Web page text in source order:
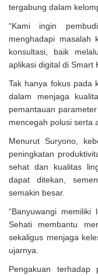
tergabung dalam
“Kami ingin
menghadapi masalah
konsultasi, baik
aplikasi digital di Smart
Tak hanya fokus pada
dalam menjaga
pemantauan
mencegah polusi serta
Menurut Suryono,
peningkatan
sehat dan kualitas
dapat ditekan,
semakin besar.
“Banyuwangi
Sehati membantu
sekaligus menjaga
ujarnya.
Pengakuan